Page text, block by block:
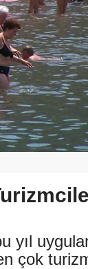
yıl
çok